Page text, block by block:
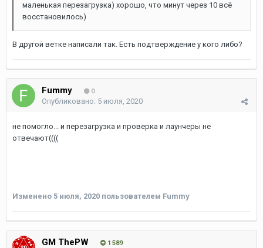
маленькая перезагрузка) хорошо, что минут через 10 всё
восстановилось)
В другой ветке написали так. Есть подтверждение у кого либо?
Fummy 0
Опубликовано: 5 июля, 2020
не помогло... и перезагрузка и проверка и лаунчеры не
отвечают((((
Изменено 5 июля, 2020 пользователем Fummy
GM ThePW 1 589